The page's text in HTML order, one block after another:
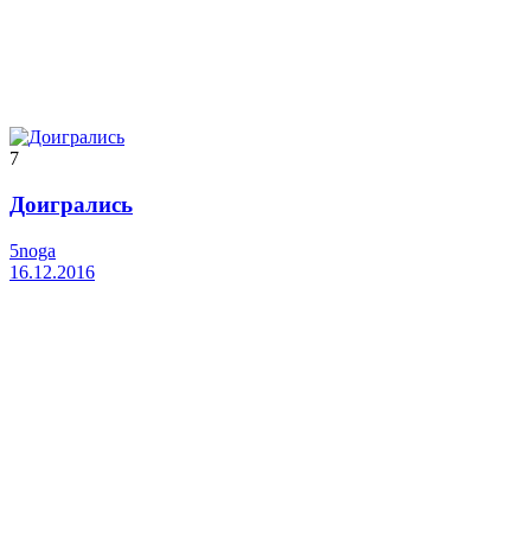
7
Доигрались
5noga
16.12.2016